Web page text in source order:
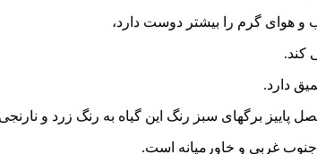
و هوای گرم را بیشتر دوست دارد،
کند.
دارد.
برگهای سبز رنگ این گیاه به رنگ زرد و
غربی و خاورمیانه است.